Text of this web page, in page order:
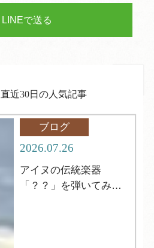
LINEで送る
直近30日の人気記事
ブログ
2026.07.26
アイヌの伝統楽器
「？？」を弾いてみよ